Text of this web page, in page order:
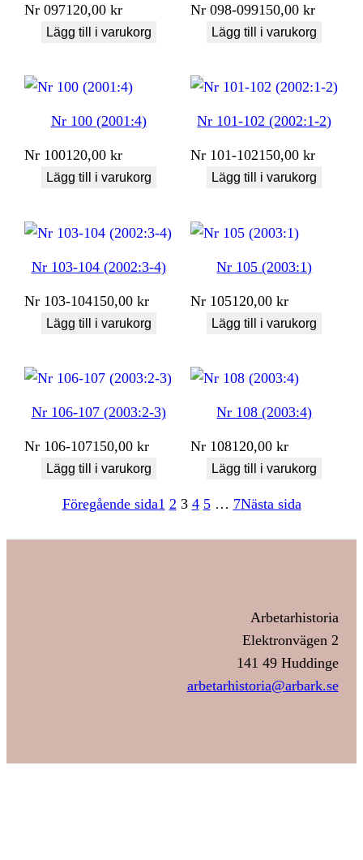
Nr 097120,00kr
Lägg till i varukorg
Nr 098-099150,00kr
Lägg till i varukorg
Nr 100 (2001:4)
Nr 100120,00kr
Lägg till i varukorg
Nr 101-102 (2002:1-2)
Nr 101-102150,00kr
Lägg till i varukorg
Nr 103-104 (2002:3-4)
Nr 103-104150,00kr
Lägg till i varukorg
Nr 105 (2003:1)
Nr 105120,00kr
Lägg till i varukorg
Nr 106-107 (2003:2-3)
Nr 106-107150,00kr
Lägg till i varukorg
Nr 108 (2003:4)
Nr 108120,00kr
Lägg till i varukorg
Föregående sida1 2 3 4 5 … 7Nästa sida
Arbetarhistoria
Elektronvägen 2
141 49 Huddinge
arbetarhistoria@arbark.se